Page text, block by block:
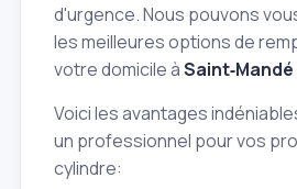
d'urgence. Nous pouvons
les meilleures options de
votre domicile à
Voici les avantages
un professionnel pour vos
cylindre: